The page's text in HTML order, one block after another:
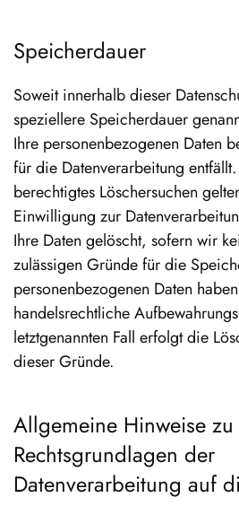
Speicherdauer
Soweit innerhalb dieser
speziellere Speicherdauer
Ihre personenbezogenen Daten
für die Datenverarbeitung
berechtigtes Löschersuchen
Einwilligung zur
Ihre Daten gelöscht, sofern wir
zulässigen Gründe für die
personenbezogenen Daten
handelsrechtliche
letztgenannten Fall erfolgt die
dieser Gründe.
Allgemeine Hinweise
Rechtsgrundlagen der
Datenverarbeitung auf